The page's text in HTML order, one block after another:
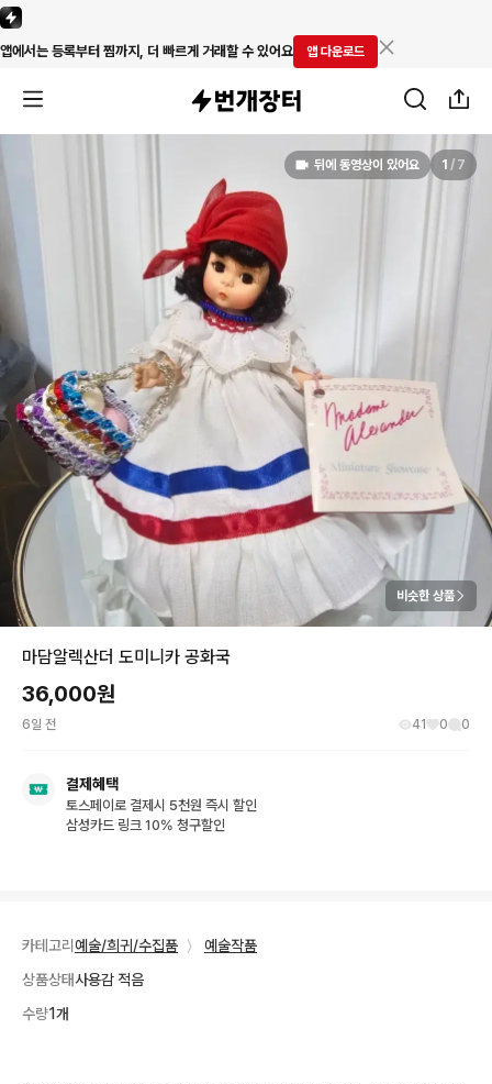
앱에서는 등록부터 찜까지, 더 빠르게 거래할 수 있어요 앱 다운로드
뒤에 동영상이 있어요 1 / 7
비슷한 상품
마담알렉산더 도미니카 공화국
36,000원
6일 전 41 0 0
결제혜택
토스페이로 결제시 5천원 즉시 할인
삼성카드 링크 10% 청구할인
카테고리 예술/희귀/수집품 〉
예술작품
상품상태사용감 적음
수량1개